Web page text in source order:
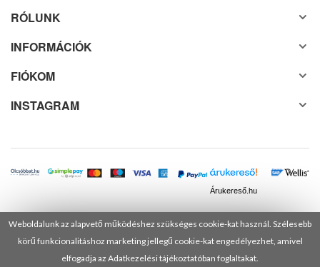
Weboldalunk az alapvető működéshez szükséges cookie-kat használ. Szélesebb
körű funkcionalitáshoz marketing jellegű cookie-kat engedélyezhet, amivel
elfogadja az Adatkezelési tájékoztatóban foglaltakat.
RÓLUNK
INFORMÁCIÓK
FIÓKOM
INSTAGRAM
Árukereső.hu
© 2025 Minden jog fenntartva! DANUSA Hungary Kft.